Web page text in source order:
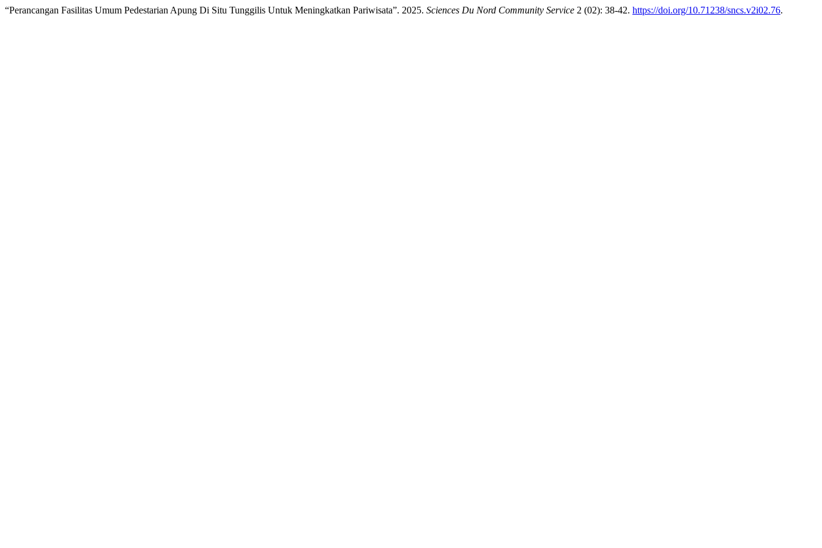
“Perancangan Fasilitas Umum Pedestarian Apung Di Situ Tunggilis Untuk Meningkatkan Pariwisata”. 2025. Sciences Du Nord Community Service 2 (02): 38-42. https://doi.org/10.71238/sncs.v2i02.76.